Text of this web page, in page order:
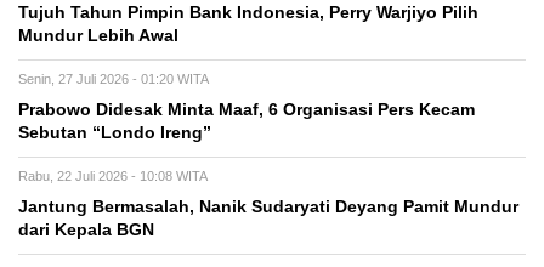
Tujuh Tahun Pimpin Bank Indonesia, Perry Warjiyo Pilih
Mundur Lebih Awal
Senin, 27 Juli 2026 - 01:20 WITA
Prabowo Didesak Minta Maaf, 6 Organisasi Pers Kecam
Sebutan “Londo Ireng”
Rabu, 22 Juli 2026 - 10:08 WITA
Jantung Bermasalah, Nanik Sudaryati Deyang Pamit Mundur
dari Kepala BGN